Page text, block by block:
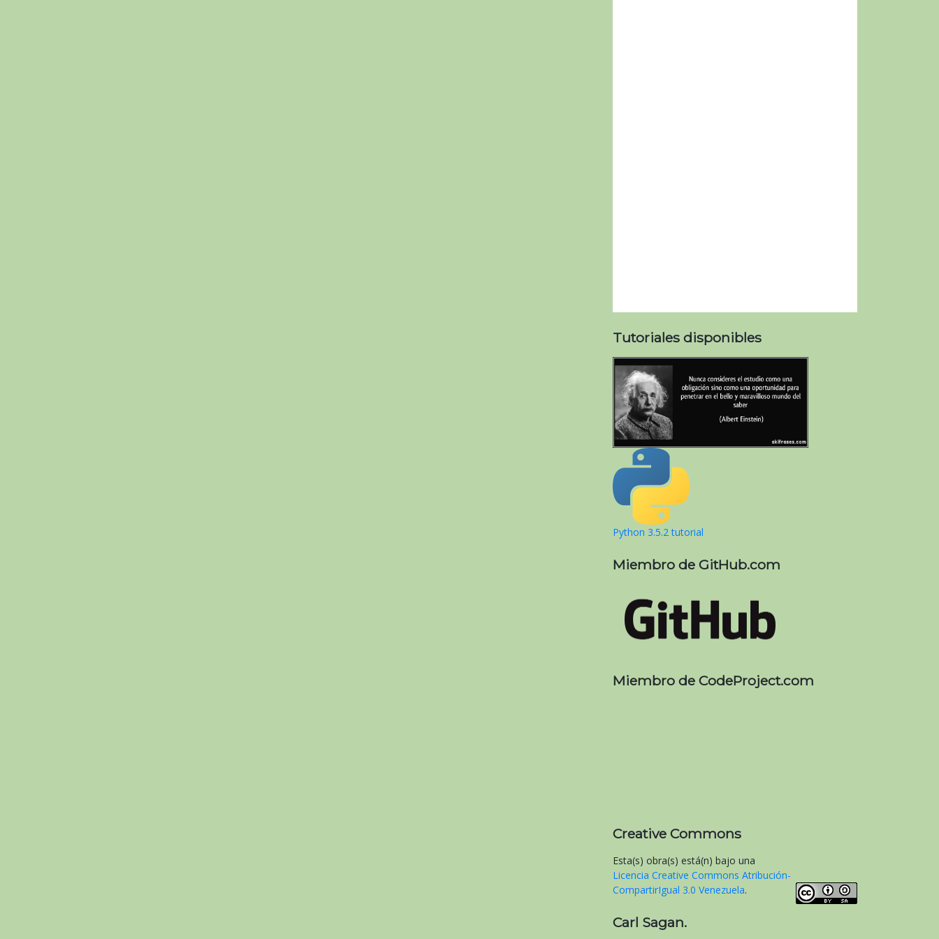
Tutoriales disponibles
Python 3.5.2 tutorial
Miembro de GitHub.com
Miembro de CodeProject.com
Creative Commons
Esta(s) obra(s) está(n) bajo una
Licencia Creative Commons Atribución-
CompartirIgual 3.0 Venezuela.
Carl Sagan.